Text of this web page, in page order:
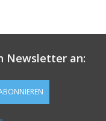
Newsletter an: